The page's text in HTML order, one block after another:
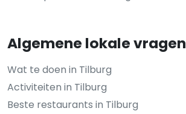
Algemene lokale vragen
Wat te doen in Tilburg
Activiteiten in Tilburg
Beste restaurants in Tilburg